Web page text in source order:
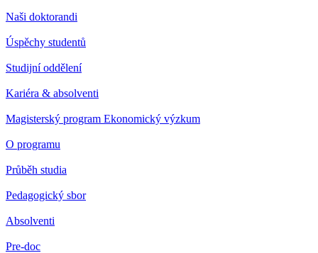
Naši doktorandi
Úspěchy studentů
Studijní oddělení
Kariéra & absolventi
Magisterský program Ekonomický výzkum
O programu
Průběh studia
Pedagogický sbor
Absolventi
Pre-doc